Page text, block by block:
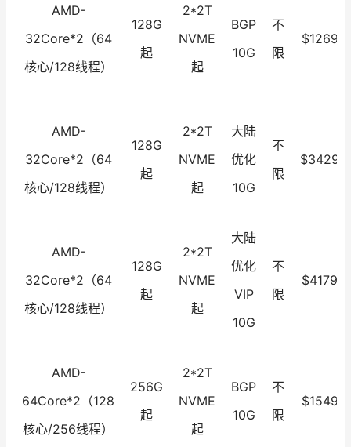
AMD-
32Core*2（64
核心/128线程）
128G
起
2*2T
NVME
起
BGP
10G
不
限
AMD-
32Core*2（64
核心/128线程）
128G
起
2*2T
NVME
起
大陆
优化
10G
不
限
AMD-
32Core*2（64
核心/128线程）
128G
起
2*2T
NVME
起
大陆
优化
VIP
10G
不
限
AMD-
64Core*2（128
核心/256线程）
256G
起
2*2T
NVME
起
BGP
10G
不
限